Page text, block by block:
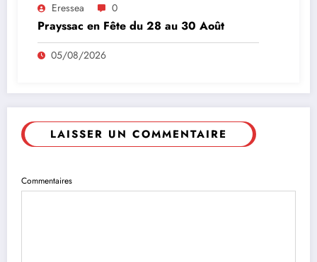
Eressea 0
Prayssac en Fête du 28 au 30 Août
05/08/2026
LAISSER UN COMMENTAIRE
Commentaires